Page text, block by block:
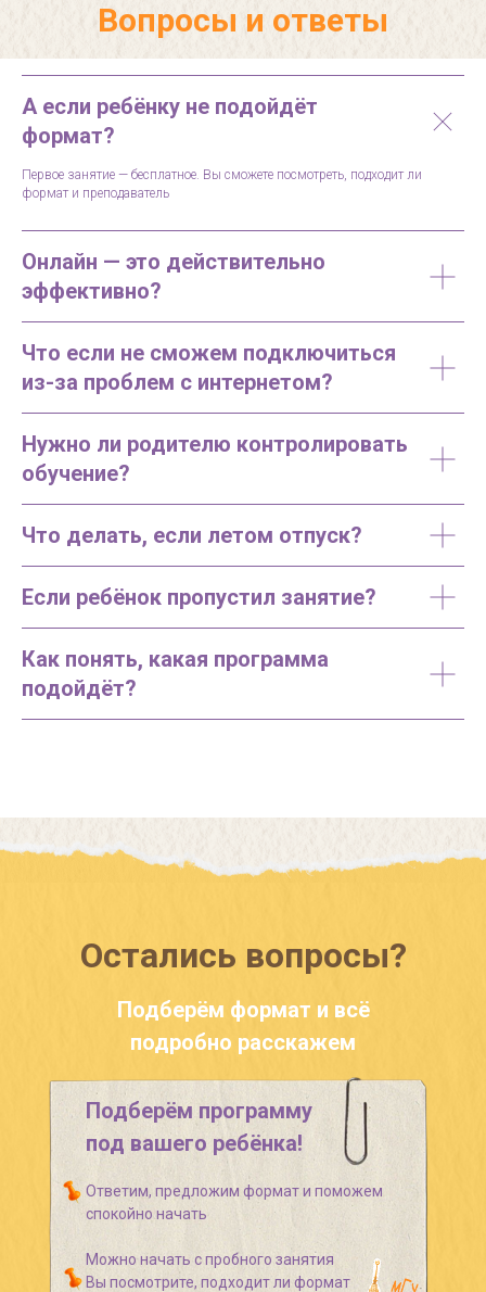
Вопросы и ответы
А если ребёнку не подойдёт
формат?
Первое занятие — бесплатное. Вы сможете посмотреть, подходит ли
формат и преподаватель
Онлайн — это действительно
эффективно?
Что если не сможем подключиться
из-за проблем с интернетом?
Нужно ли родителю контролировать
обучение?
Что делать, если летом отпуск?
Если ребёнок пропустил занятие?
Как понять, какая программа
подойдёт?
Остались вопросы?
Подберём программу
под вашего ребёнка!
Подберём формат и всё
подробно расскажем
Ответим, предложим формат и поможем
спокойно начать
Можно начать с пробного занятия
Вы посмотрите, подходит ли формат